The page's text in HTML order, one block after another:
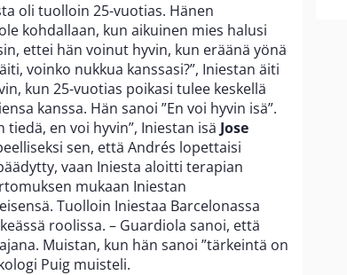
oli tuolloin 25-vuotias. Hänen
kohdallaan, kun aikuinen mies halusi
ettei hän voinut hyvin, kun eräänä yönä
voinko nukkua kanssasi?”, Iniestan äiti
kun 25-vuotias poikasi tulee keskellä
kanssa. Hän sanoi ”En voi hyvin isä”.
tiedä, en voi hyvin”, Iniestan isä Jose
sen, että Andrés lopettaisi
vaan Iniesta aloitti terapian
mukaan Iniestan
Tuolloin Iniestaa Barcelonassa
roolissa. – Guardiola sanoi, että
Muistan, kun hän sanoi ”tärkeintä on
Puig muisteli.